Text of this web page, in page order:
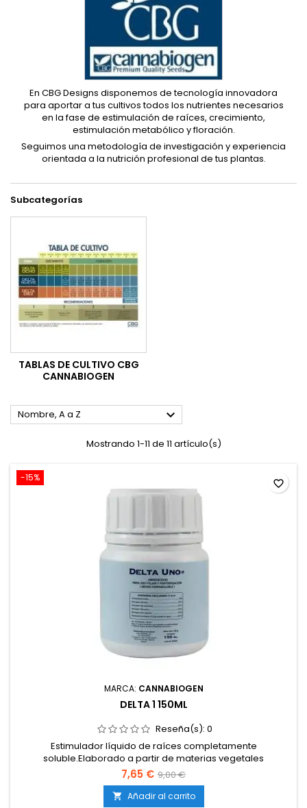
En CBG Designs disponemos de tecnología innovadora
para aportar a tus cultivos todos los nutrientes necesarios
en la fase de estimulación de raíces, crecimiento,
estimulación metabólico y floración.
Seguimos una metodología de investigación y experiencia
orientada a la nutrición profesional de tus plantas.
Subcategorías
TABLAS DE CULTIVO CBG
CANNABIOGEN
Nombre, A a Z 
Mostrando 1-11 de 11 artículo(s)
-15%
MARCA: CANNABIOGEN
DELTA 1 150ML
Reseña(s): 0
Estimulador líquido de raíces completamente
soluble.Elaborado a partir de materias vegetales
fermentadas.Enriquecido con vitaminas, azúcares y
polisacáridos mucilaginosos.Favorece la proliferación de
raíces finas y pelos absorbentes.Compatible con todo tipo
7,65 € 9,00 €
 Añadir al carrito
favorite_border